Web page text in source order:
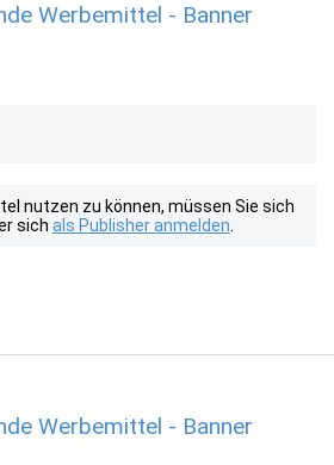
Werbemittel - Banner
nutzen zu können, müssen Sie sich
sich als Publisher anmelden
Werbemittel - Banner